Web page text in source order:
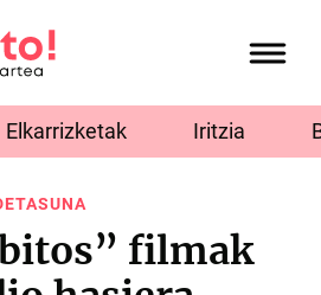
Elkarrizketak Iritzia
filmak